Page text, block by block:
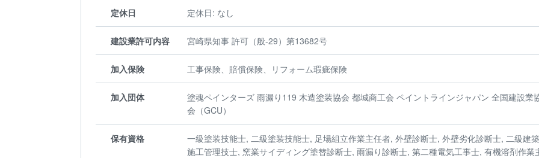
定休日 定休日: なし
建設業許可内容 宮崎県知事 許可（般-29）第13682号
加入保険 工事保険、賠償保険、リフォーム瑕疵保険
加入団体
塗魂ペインターズ 雨漏り119 木造塗装協会 都城商工会 ペイントラインジャパン 全国建設業
会（GCU）
保有資格
一級塗装技能士, 二級塗装技能士, 足場組立作業主任者, 外壁診断士, 外壁劣化診断士, 二級建
施工管理技士, 窯業サイディング塗替診断士, 雨漏り診断士, 第二種電気工事士, 有機溶剤作業